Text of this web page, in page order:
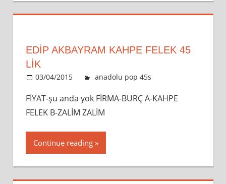
EDİP AKBAYRAM KAHPE FELEK 45
LİK
03/04/2015 admin
anadolu pop 45s
FİYAT-şu anda yok FİRMA-BURÇ A-KAHPE
FELEK B-ZALİM ZALİM
Continue reading